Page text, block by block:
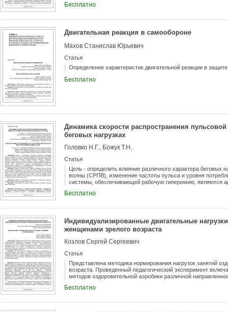
Бесплатно
Двигательная реакция в самообороне
Махов Станислав Юрьевич
Статья
Определение характеристик двигательной реакции в
Бесплатно
Динамика скорости распространения
беговых нагрузках
Головко Н.Г., Божук Т.Н.
Статья
Цель - определить влияние различного характера беговых
волны (СРПВ), изменение частоты пульса и уровня
системы, обеспечивающей рабочую гиперемию, являются
нагрузки экономизирующе влияют на дыхательные
Бесплатно
Индивидуализированные двигательные
женщинами зрелого возраста
Козлов Сергей Сергеевич
Статья
Представлена методика нормирования нагрузок занятий
возраста. Проведенный педагогический эксперимент
методов оздоровительной аэробики различной
занятий.
Бесплатно